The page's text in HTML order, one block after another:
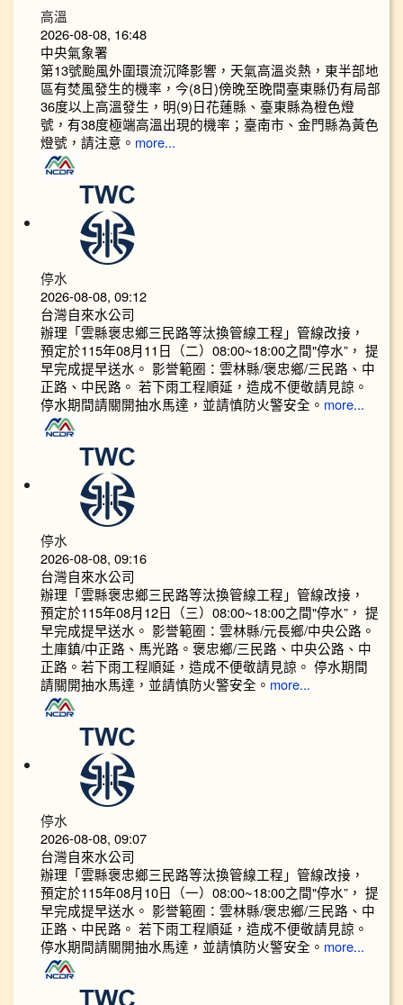
高溫
2026-08-08, 16:48
中央氣象署
第13號颱風外圍環流沉降影響，天氣高溫炎熱，東半部地
區有焚風發生的機率，今(8日)傍晚至晚間臺東縣仍有局部
36度以上高溫發生，明(9)日花蓮縣、臺東縣為橙色燈
號，有38度極端高溫出現的機率；臺南市、金門縣為黃色
燈號，請注意。 more...
停水
2026-08-08, 09:12
台灣自來水公司
辦理「雲縣褒忠鄉三民路等汰換管線工程」管線改接，
預定於115年08月11日（二）08:00~18:00之間"停水”， 提
早完成提早送水。 影誉範圈：雲林縣/褒忠鄉/三民路、中
正路、中民路。 若下雨工程順延，造成不便敬請見諒。
停水期間請關開抽水馬達，並請慎防火警安全。 more...
停水
2026-08-08, 09:16
台灣自來水公司
辦理「雲縣褒忠鄉三民路等汰換管線工程」管線改接，
預定於115年08月12日（三）08:00~18:00之間"停水”， 提
早完成提早送水。 影誉範圈：雲林縣/元長鄉/中央公路。
土庫鎮/中正路、馬光路。褒忠鄉/三民路、中央公路、中
正路。若下雨工程順延，造成不便敬請見諒。 停水期間
請關開抽水馬達，並請慎防火警安全。 more...
停水
2026-08-08, 09:07
台灣自來水公司
辦理「雲縣褒忠鄉三民路等汰換管線工程」管線改接，
預定於115年08月10日（一）08:00~18:00之間"停水”， 提
早完成提早送水。 影誉範圈：雲林縣/褒忠鄉/三民路、中
正路、中民路。 若下雨工程順延，造成不便敬請見諒。
停水期間請關開抽水馬達，並請慎防火警安全。 more...